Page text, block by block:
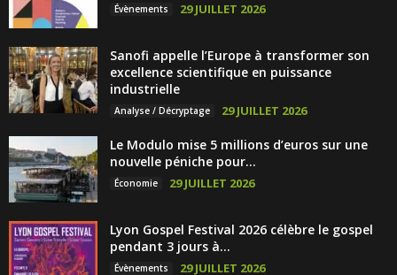
Évènements 29 JUILLET 2026
Sanofi appelle l’Europe à transformer son
excellence scientifique en puissance
industrielle
Analyse / Décryptage 29 JUILLET 2026
Le Modulo mise 5 millions d’euros sur une
nouvelle péniche pour...
Économie 29 JUILLET 2026
Lyon Gospel Festival 2026 célèbre le gospel
pendant 3 jours à...
Évènements 29 JUILLET 2026